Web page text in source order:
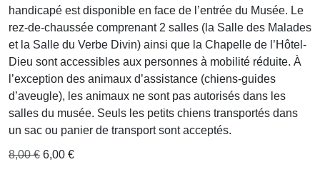
handicapé est disponible en face de l’entrée du Musée. Le
rez-de-chaussée comprenant 2 salles (la Salle des Malades
et la Salle du Verbe Divin) ainsi que la Chapelle de l’Hôtel-
Dieu sont accessibles aux personnes à mobilité réduite. À
l’exception des animaux d’assistance (chiens-guides
d’aveugle), les animaux ne sont pas autorisés dans les
salles du musée. Seuls les petits chiens transportés dans
un sac ou panier de transport sont acceptés.
8,00 € 6,00 €